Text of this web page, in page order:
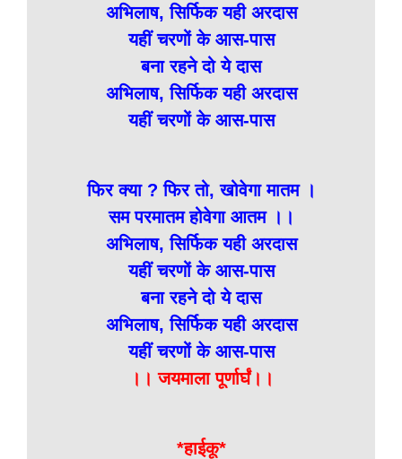
अभिलाष, सिर्फिक यही अरदास
यहीं चरणों के आस-पास
बना रहने दो ये दास
अभिलाष, सिर्फिक यही अरदास
यहीं चरणों के आस-पास
फिर क्या ? फिर तो, खोवेगा मातम ।
सम परमातम होवेगा आतम ।।
अभिलाष, सिर्फिक यही अरदास
यहीं चरणों के आस-पास
बना रहने दो ये दास
अभिलाष, सिर्फिक यही अरदास
यहीं चरणों के आस-पास
।। जयमाला पूर्णार्घं।।
*हाईकू*